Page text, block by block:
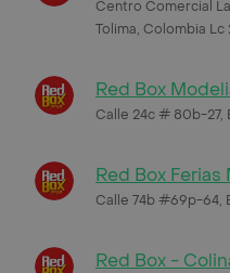
Centro Comercial
Tolima, Colombia Lc
Red Box
Calle 24c # 80b-27,
Red Box Ferias
Calle 74b #69p-64,
Red Box -